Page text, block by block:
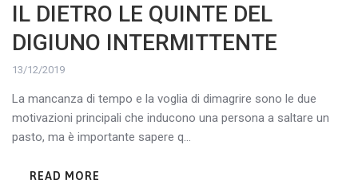
IL DIETRO LE QUINTE DEL
DIGIUNO INTERMITTENTE
13/12/2019
La mancanza di tempo e la voglia di dimagrire sono le due
motivazioni principali che inducono una persona a saltare un
pasto, ma è importante sapere q...
READ MORE